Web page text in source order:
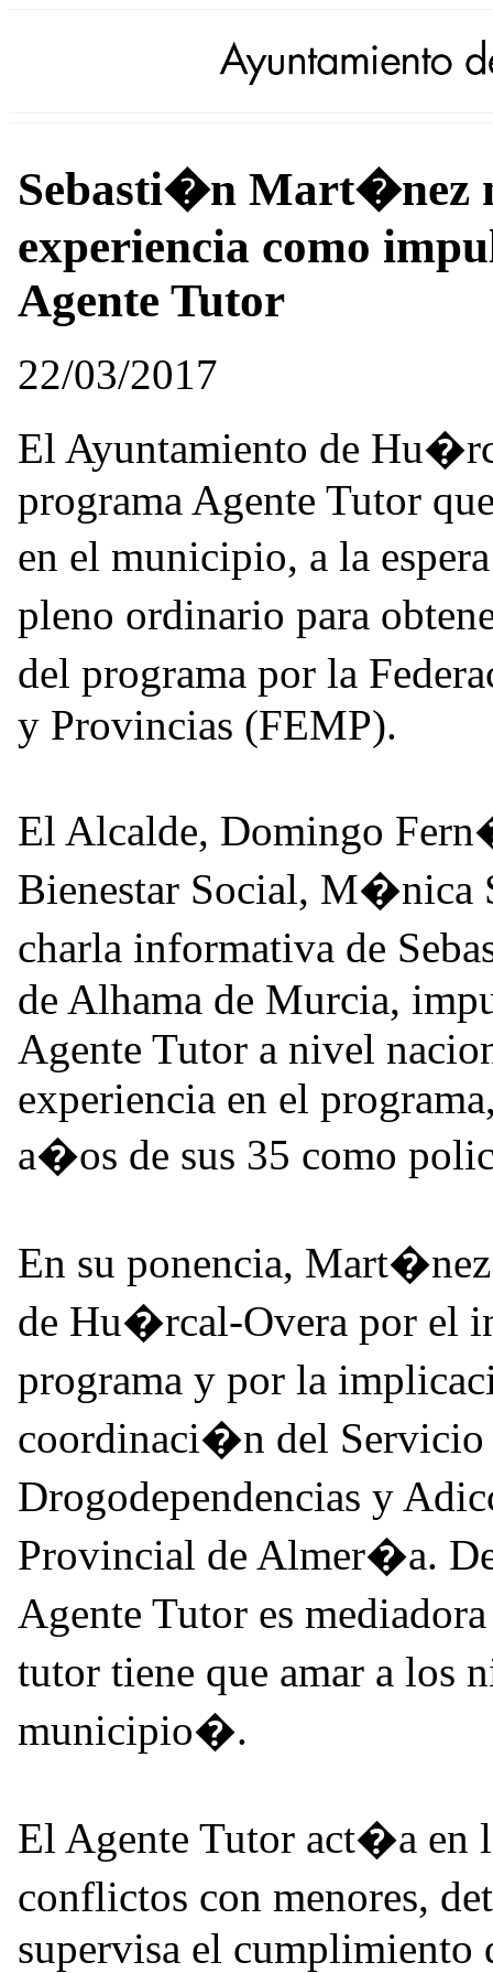
Sebasti�n Mart�nez
experiencia como
Agente Tutor
22/03/2017
El Ayuntamiento de
programa Agente Tutor
en el municipio, a la
pleno ordinario para
del programa por la
y Provincias (FEMP).
El Alcalde, Domingo
Bienestar Social, M�nica
charla informativa de
de Alhama de Murcia,
Agente Tutor a nivel
experiencia en el
a�os de sus 35 como
En su ponencia,
de Hu�rcal-Overa por el
programa y por la
coordinaci�n del Servicio
Drogodependencias y
Provincial de Almer�a.
Agente Tutor es
tutor tiene que amar a los
municipio�.
El Agente Tutor act�a
conflictos con menores,
supervisa el cumplimiento